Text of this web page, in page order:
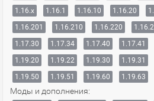
1.16.x
1.16.1 1.16.10 1.16.20
1.16.201
1.16.210 1.16.220
1.17.30
1.17.34 1.17.40 1.17.41
1.19.20
1.19.22 1.19.30 1.19.31
1.19.50
1.19.51 1.19.60 1.19.63
Моды и дополнения: